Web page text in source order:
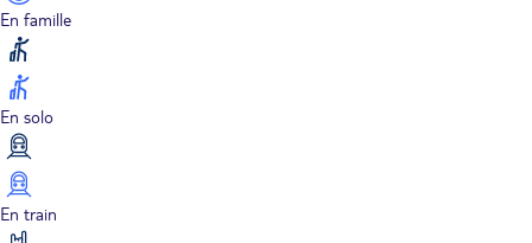
En famille
En solo
En train